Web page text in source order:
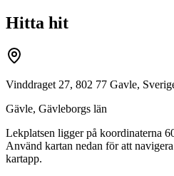
Hitta hit
Vinddraget 27, 802 77 Gavle,
Gävle, Gävleborgs län
Lekplatsen ligger på koordinaterna
Använd kartan nedan för att
kartapp.